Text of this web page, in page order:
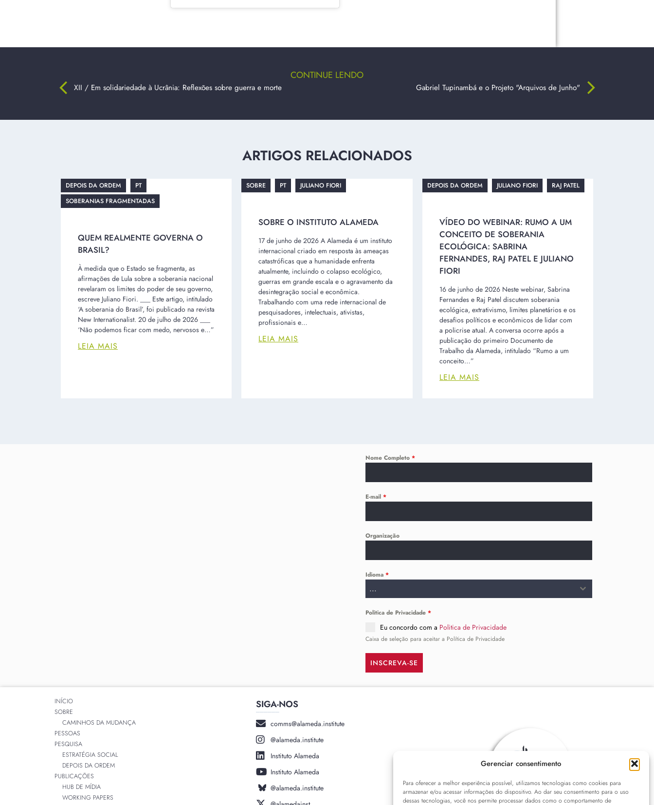
Gerenciar consentimento
Para oferecer a melhor experiência possível, utilizamos tecnologias como cookies para
armazenar e/ou acessar informações do dispositivo. Ao dar seu consentimento para o uso
dessas tecnologias, você nos permite processar dados como o comportamento de
CONTINUE LENDO
XII / Em solidariedade à Ucrânia: Reflexões sobre guerra e morte Gabriel Tupinambá e o Projeto "Arquivos de Junho"
ARTIGOS RELACIONADOS
DEPOIS DA ORDEM
PT
SOBERANIAS FRAGMENTADAS
QUEM REALMENTE GOVERNA O
BRASIL?
À medida que o Estado se fragmenta, as
afirmações de Lula sobre a soberania nacional
revelaram os limites do poder de seu governo,
escreve Juliano Fiori. ___ Este artigo, intitulado
‘A soberania do Brasil’, foi publicado na revista
New Internationalist. 20 de julho de 2026 ___
‘Não podemos ficar com medo, nervosos e…”
LEIA MAIS
SOBRE PT JULIANO FIORI
SOBRE O INSTITUTO ALAMEDA
17 de junho de 2026 A Alameda é um instituto
internacional criado em resposta às ameaças
catastróficas que a humanidade enfrenta
atualmente, incluindo o colapso ecológico,
guerras em grande escala e o agravamento da
desintegração social e econômica.
Trabalhando com uma rede internacional de
pesquisadores, intelectuais, ativistas,
profissionais e…
LEIA MAIS
DEPOIS DA ORDEM JULIANO FIORI RAJ PATEL
VÍDEO DO WEBINAR: RUMO A UM
CONCEITO DE SOBERANIA
ECOLÓGICA: SABRINA
FERNANDES, RAJ PATEL E JULIANO
FIORI
16 de junho de 2026 Neste webinar, Sabrina
Fernandes e Raj Patel discutem soberania
ecológica, extrativismo, limites planetários e os
desafios políticos e econômicos de lidar com
a policrise atual. A conversa ocorre após a
publicação do primeiro Documento de
Trabalho da Alameda, intitulado “Rumo a um
conceito…”
LEIA MAIS
Nome Completo*
E-mail*
Organização
Idioma*
...
Politica de Privacidade*
Eu concordo com a Politica de Privacidade
Caixa de seleção para aceitar a Política de Privacidade
INSCREVA-SE
SIGA-NOS
______
comms@alameda.institute
@alameda.institute
Instituto Alameda
Instituto Alameda
@alameda.institute
INÍCIO
SOBRE
CAMINHOS DA MUDANÇA
PESSOAS
PESQUISA
ESTRATÉGIA SOCIAL
DEPOIS DA ORDEM
PUBLICAÇÕES
HUB DE MÍDIA
WORKING PAPERS